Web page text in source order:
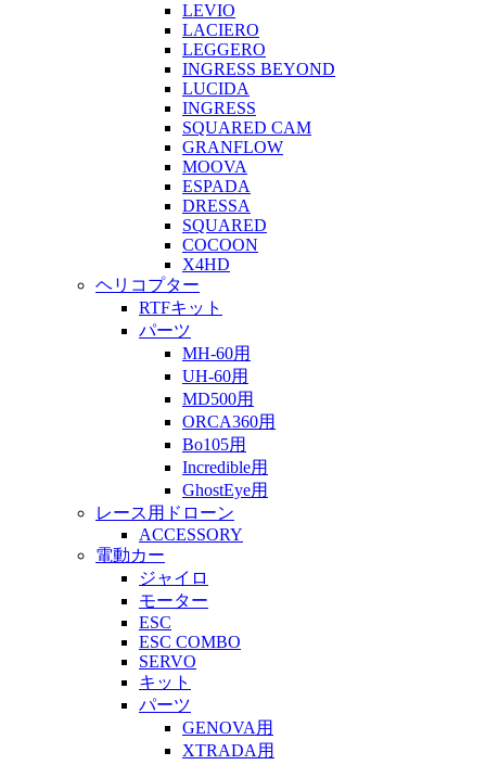
LEVIO
LACIERO
LEGGERO
INGRESS BEYOND
LUCIDA
INGRESS
SQUARED CAM
GRANFLOW
MOOVA
ESPADA
DRESSA
SQUARED
COCOON
X4HD
ヘリコプター
RTFキット
パーツ
MH-60用
UH-60用
MD500用
ORCA360用
Bo105用
Incredible用
GhostEye用
レース用ドローン
ACCESSORY
電動カー
ジャイロ
モーター
ESC
ESC COMBO
SERVO
キット
パーツ
GENOVA用
XTRADA用